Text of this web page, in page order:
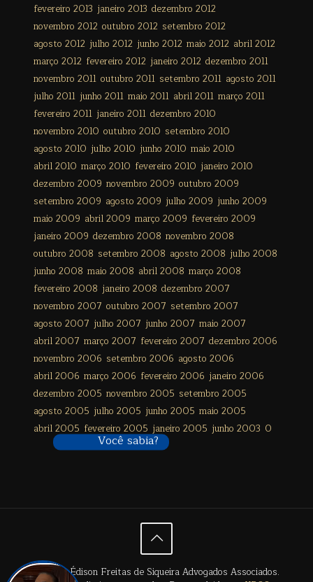
fevereiro 2013 janeiro 2013 dezembro 2012
novembro 2012 outubro 2012 setembro 2012
agosto 2012 julho 2012 junho 2012 maio 2012 abril 2012
março 2012 fevereiro 2012 janeiro 2012 dezembro 2011
novembro 2011 outubro 2011 setembro 2011 agosto 2011
julho 2011 junho 2011 maio 2011 abril 2011 março 2011
fevereiro 2011 janeiro 2011 dezembro 2010
novembro 2010 outubro 2010 setembro 2010
agosto 2010 julho 2010 junho 2010 maio 2010
abril 2010 março 2010 fevereiro 2010 janeiro 2010
dezembro 2009 novembro 2009 outubro 2009
setembro 2009 agosto 2009 julho 2009 junho 2009
maio 2009 abril 2009 março 2009 fevereiro 2009
janeiro 2009 dezembro 2008 novembro 2008
outubro 2008 setembro 2008 agosto 2008 julho 2008
junho 2008 maio 2008 abril 2008 março 2008
fevereiro 2008 janeiro 2008 dezembro 2007
novembro 2007 outubro 2007 setembro 2007
agosto 2007 julho 2007 junho 2007 maio 2007
abril 2007 março 2007 fevereiro 2007 dezembro 2006
novembro 2006 setembro 2006 agosto 2006
abril 2006 março 2006 fevereiro 2006 janeiro 2006
dezembro 2005 novembro 2005 setembro 2005
agosto 2005 julho 2005 junho 2005 maio 2005
abril 2005 fevereiro 2005 janeiro 2005 junho 2003 0
© 2024 Édison Freitas de Siqueira Advogados Associados.
Você sabia?